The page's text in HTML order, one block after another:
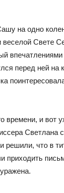
на одно
Свете
перед ней на
времени, и вот
Светлана
что в
приходить